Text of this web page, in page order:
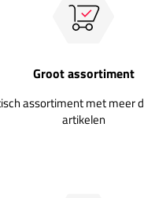
Groot assortiment
assortiment met meer
artikelen